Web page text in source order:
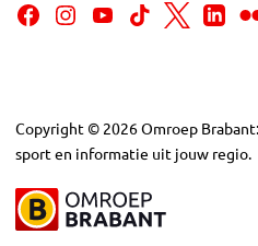
Copyright © 2026Omroep
sport en informatie uit jouw regio.